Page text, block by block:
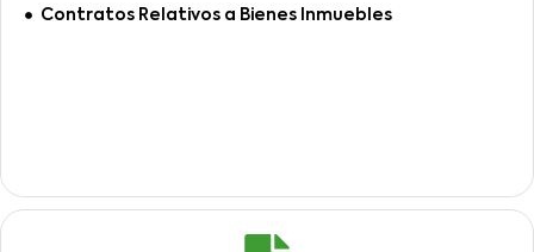
Contratos Relativos a Bienes Inmuebles